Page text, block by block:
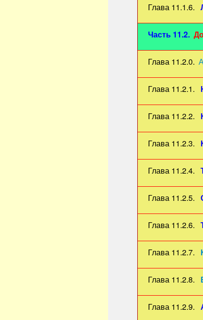
Глава 11.1.6.
Часть 11.2.
Глава 11.2.0.
Глава 11.2.1.
Глава 11.2.2.
Глава 11.2.3.
Глава 11.2.4.
Глава 11.2.5.
Глава 11.2.6.
Глава 11.2.7.
Глава 11.2.8.
Глава 11.2.9.